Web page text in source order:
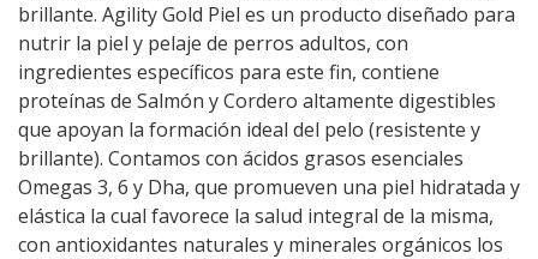
brillante. Agility Gold Piel es un producto diseñado para
nutrir la piel y pelaje de perros adultos, con
ingredientes específicos para este fin, contiene
proteínas de Salmón y Cordero altamente digestibles
que apoyan la formación ideal del pelo (resistente y
brillante). Contamos con ácidos grasos esenciales
Omegas 3, 6 y Dha, que promueven una piel hidratada y
elástica la cual favorece la salud integral de la misma,
con antioxidantes naturales y minerales orgánicos los